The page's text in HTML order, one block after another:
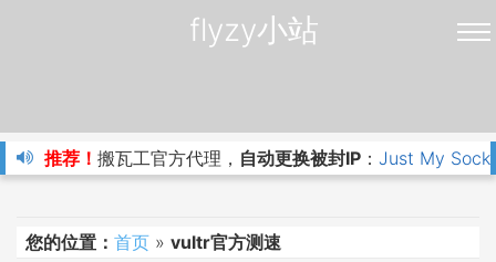
flyzy小站
推荐！ 搬瓦工官方代理， 自动更换被封IP ： Just My
您的位置： 首页 » vultr官方测速